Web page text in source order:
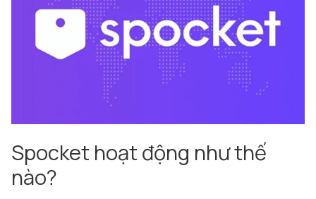
Spocket hoạt động như thế
nào?